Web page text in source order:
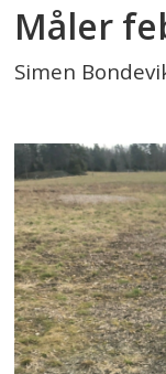
Måler
Simen